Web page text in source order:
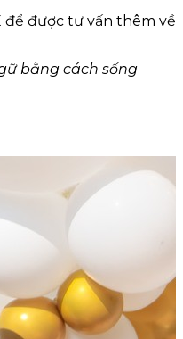
để được tư vấn thêm về
bằng cách sống